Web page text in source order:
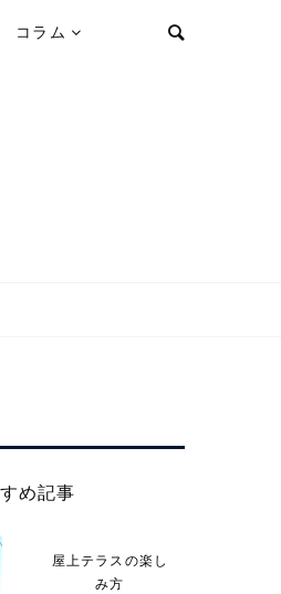
コラム
め記事
屋上テラスの楽し
み方